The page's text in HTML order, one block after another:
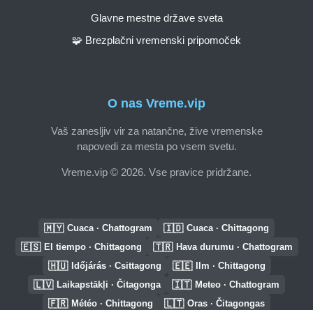
O nas Vreme.vip
Vaš zanesljiv vir za natančne, žive vremenske
napovedi za mesta po vsem svetu.
Vreme.vip © 2026. Vse pravice pridržane.
Glavne mestne države sveta
🧩 Brezplačni vremenski pripomoček
🇲🇾 Cuaca · Chattogram 🇮🇩 Cuaca · Chittagong
🇪🇸 El tiempo · Chittagong 🇹🇷 Hava durumu · Chattogram
🇭🇺 Időjárás · Csittagong 🇪🇪 Ilm · Chittagong
🇱🇻 Laikapstākļi · Čitagonga 🇮🇹 Meteo · Chattogram
🇫🇷 Météo · Chittagong 🇱🇹 Oras · Čitagongas